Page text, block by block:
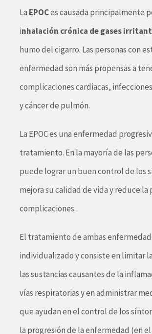
La EPOCes causada principalmente
inhalación crónica de gases
humo del cigarro. Las personas con
enfermedad son más propensas a
complicaciones cardiacas,
y cáncer de pulmón.
La EPOC es una enfermedad
tratamiento. En la mayoría de las
puede lograr un buen control de los
mejora su calidad de vida y reduce la
complicaciones.
El tratamiento de ambas
individualizado y consiste en limitar
las sustancias causantes de la
vías respiratorias y en administrar
que ayudan en el control de los
la progresión de la enfermedad (en el